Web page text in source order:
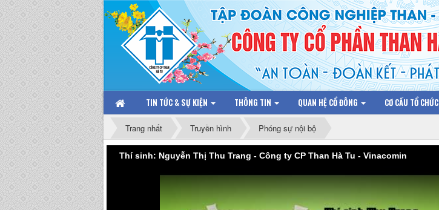
TIN TỨC & SỰ KIỆN THÔNG TIN QUAN HỆ CỔ ĐÔNG CƠ CẤU TỔ CHỨC
Trang nhất Truyền hình Phóng sự nội bộ
Thí sinh: Nguyễn Thị Thu Trang - Công ty CP Than Hà Tu - Vinacomin